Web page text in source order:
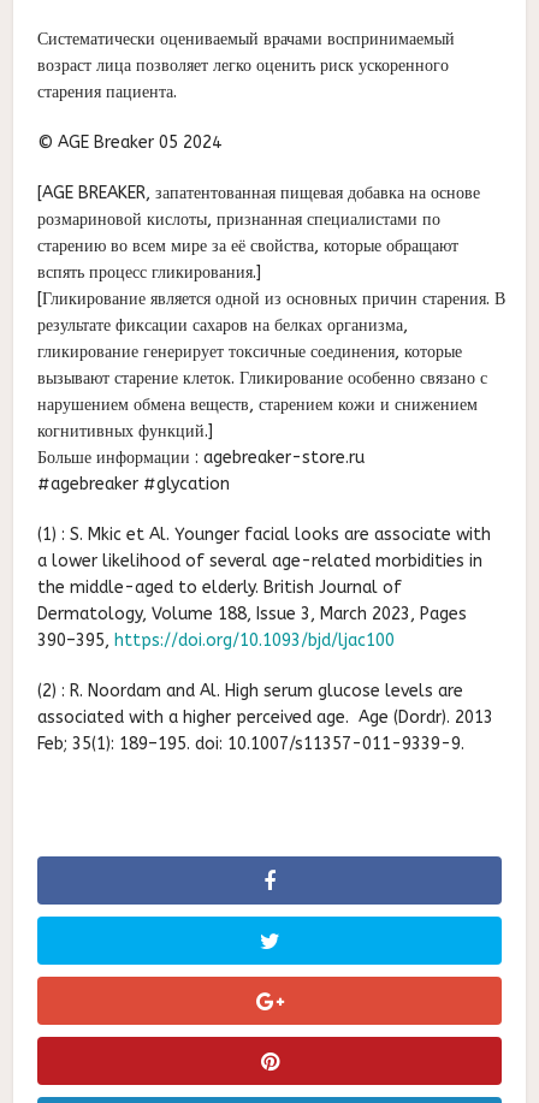
Систематически оцениваемый врачами воспринимаемый
возраст лица позволяет легко оценить риск ускоренного
старения пациента.
© AGE Breaker 05 2024
[AGE BREAKER, запатентованная пищевая добавка на основе
розмариновой кислоты, признанная специалистами по
старению во всем мире за её свойства, которые обращают
вспять процесс гликирования.]
[Гликирование является одной из основных причин старения. В
результате фиксации сахаров на белках организма,
гликирование генерирует токсичные соединения, которые
вызывают старение клеток. Гликирование особенно связано с
нарушением обмена веществ, старением кожи и снижением
когнитивных функций.]
Больше информации : agebreaker-store.ru
#agebreaker #glycation
(1) : S. Mkic et Al. Younger facial looks are associate with
a lower likelihood of several age-related morbidities in
the middle-aged to elderly. British Journal of
Dermatology, Volume 188, Issue 3, March 2023, Pages
390–395, https://doi.org/10.1093/bjd/ljac100
(2) : R. Noordam and Al. High serum glucose levels are
associated with a higher perceived age. Age (Dordr). 2013
Feb; 35(1): 189–195. doi: 10.1007/s11357-011-9339-9.